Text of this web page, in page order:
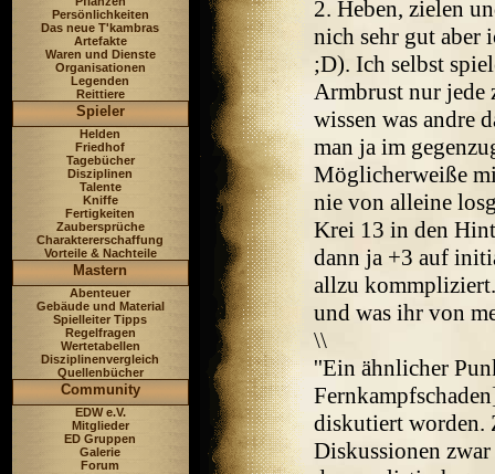
Persönlichkeiten
Das neue T'kambras
Artefakte
Waren und Dienste
Organisationen
Legenden
Reittiere
Spieler
Helden
Friedhof
Tagebücher
Disziplinen
Talente
Kniffe
Fertigkeiten
Zaubersprüche
Charaktererschaffung
Vorteile & Nachteile
Mastern
Abenteuer
Gebäude und Material
Spielleiter Tipps
Regelfragen
Wertetabellen
Disziplinenvergleich
Quellenbücher
Community
EDW e.V.
Mitglieder
ED Gruppen
Galerie
Forum
2. Heben, zielen
nich sehr gut aber
;D). Ich selbst
Armbrust nur jede
wissen was andre
man ja im
Möglicherweiße
nie von alleine
Krei 13 in den
dann ja +3 auf
allzu
und was ihr von
\\
''Ein ähnlicher
diskutiert worden.
Diskussionen